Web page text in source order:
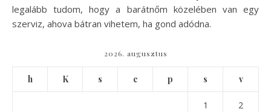
legalább tudom, hogy a barátnőm közelében van egy
szerviz, ahova bátran vihetem, ha gond adódna.
2026. augusztus
h K s c p s v
1 2